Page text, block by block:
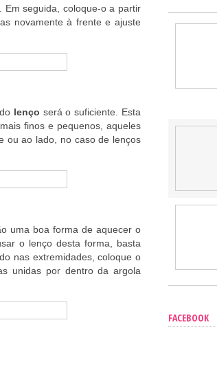
. Em seguida, coloque-o a partir
novamente à frente e ajuste
lenço será o suficiente. Esta
finos e pequenos, aqueles
ou ao lado, no caso de lenços
uma boa forma de aquecer o
o lenço desta forma, basta
nas extremidades, coloque o
unidas por dentro da argola
FACEBOOK